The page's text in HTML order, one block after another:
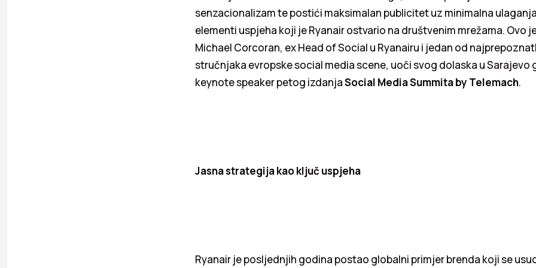
senzacionalizam te postići maksimalan publicitet uz minimalna
elementi uspjeha koji je Ryanair ostvario na društvenim mrežama. Ovo
Michael Corcoran, ex Head of Social u Ryanairu i jedan od
stručnjaka evropske social media scene, uoči svog dolaska u Sarajevo
keynote speaker petog izdanjaSocial Media Summita by Telemach.
Jasna strategija kao ključ uspjeha
Ryanair je posljednjih godina postao globalni primjer brenda koji se